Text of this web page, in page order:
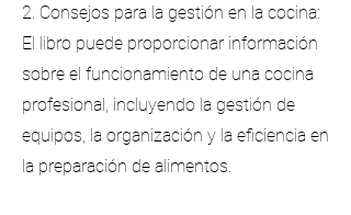
2. Consejos para la gestión en la cocina:
El libro puede proporcionar información
sobre el funcionamiento de una cocina
profesional, incluyendo la gestión de
equipos, la organización y la eficiencia en
la preparación de alimentos.